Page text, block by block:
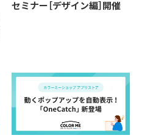
セミナー［デザイン編］開催